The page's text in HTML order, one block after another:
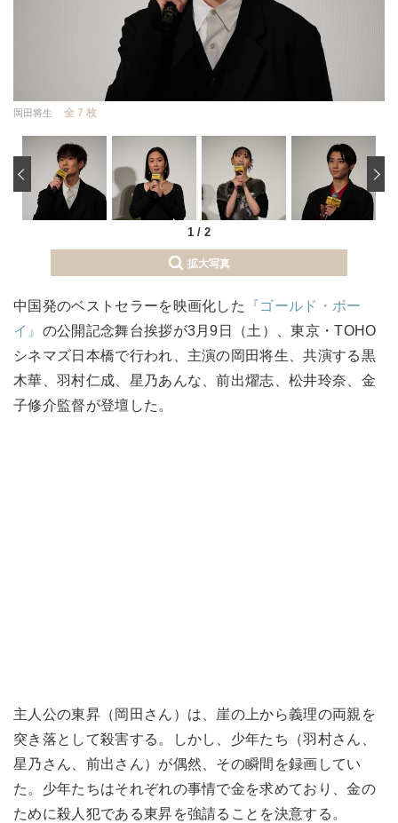
岡田将生 全 7 枚
1 / 2
‹
拡大写真
中国発のベストセラーを映画化した
『ゴールド・ボー
イ』 の公開記念舞台挨拶が3月9日（土）、東京・TOHO
シネマズ日本橋で行われ、主演の岡田将生、共演する黒
木華、羽村仁成、星乃あんな、前出燿志、松井玲奈、金
子修介監督が登壇した。
主人公の東昇（岡田さん）は、崖の上から義理の両親を
突き落として殺害する。しかし、少年たち（羽村さん、
星乃さん、前出さん）が偶然、その瞬間を録画してい
た。少年たちはそれぞれの事情で金を求めており、金の
ために殺人犯である東昇を強請ることを決意する。